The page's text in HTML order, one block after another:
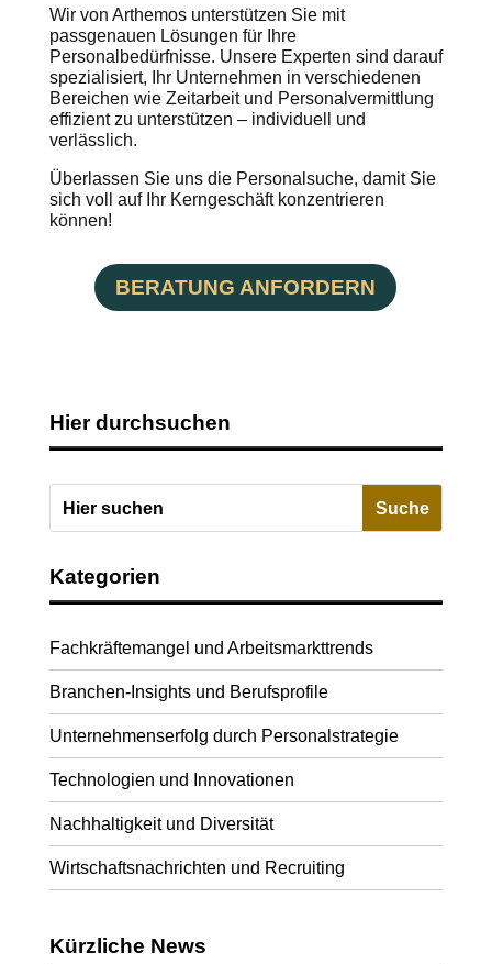
Wir von Arthemos unterstützen Sie mit
passgenauen Lösungen für Ihre
Personalbedürfnisse. Unsere Experten sind darauf
spezialisiert, Ihr Unternehmen in verschiedenen
Bereichen wie Zeitarbeit und Personalvermittlung
effizient zu unterstützen – individuell und
verlässlich.
Überlassen Sie uns die Personalsuche, damit Sie
sich voll auf Ihr Kerngeschäft konzentrieren
können!
BERATUNG ANFORDERN
Hier durchsuchen
Kategorien
Fachkräftemangel und Arbeitsmarkttrends
Branchen-Insights und Berufsprofile
Unternehmenserfolg durch Personalstrategie
Technologien und Innovationen
Nachhaltigkeit und Diversität
Wirtschaftsnachrichten und Recruiting
Kürzliche News